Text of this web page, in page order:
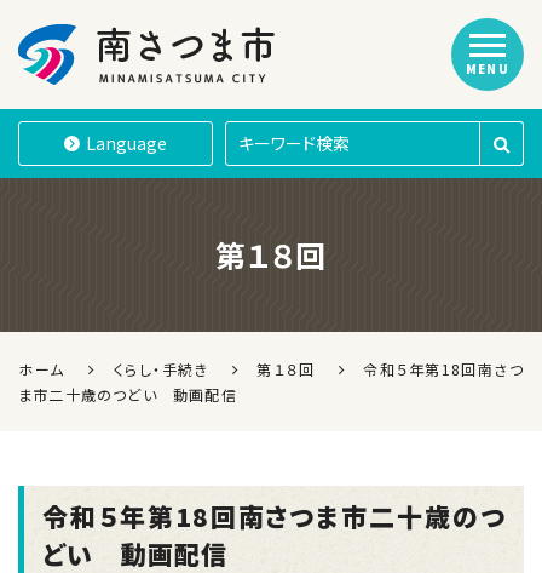
南さつま市
Language
MENU
第１８回
ホーム くらし・手続き 第１８回
令和５年第18回南さつ
ま市二十歳のつどい 動画配信
令和５年第18回南さつま市二十歳のつ
どい 動画配信